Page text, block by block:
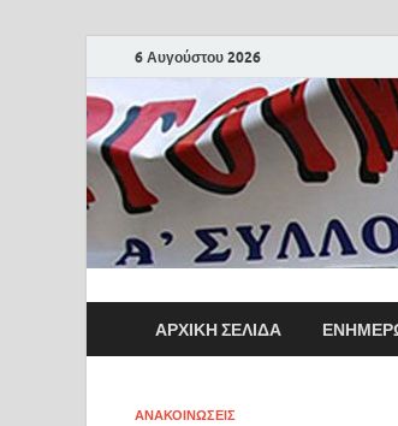
6 Αυγούστου 2026
ΑΡΧΙΚΗ ΣΕΛΙΔΑ
ΑΝΑΚΟΙΝΩΣΕΙΣ